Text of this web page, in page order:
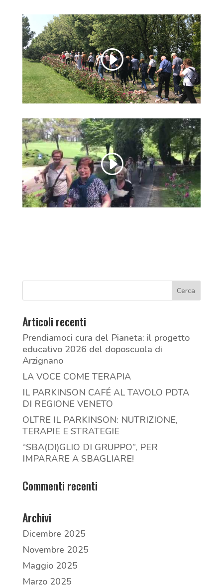
Articoli recenti
Prendiamoci cura del Pianeta: il progetto
educativo 2026 del doposcuola di
Arzignano
LA VOCE COME TERAPIA
IL PARKINSON CAFÉ AL TAVOLO PDTA
DI REGIONE VENETO
OLTRE IL PARKINSON: NUTRIZIONE,
TERAPIE E STRATEGIE
“SBA(DI)GLIO DI GRUPPO”, PER
IMPARARE A SBAGLIARE!
Commenti recenti
Archivi
Dicembre 2025
Novembre 2025
Maggio 2025
Marzo 2025